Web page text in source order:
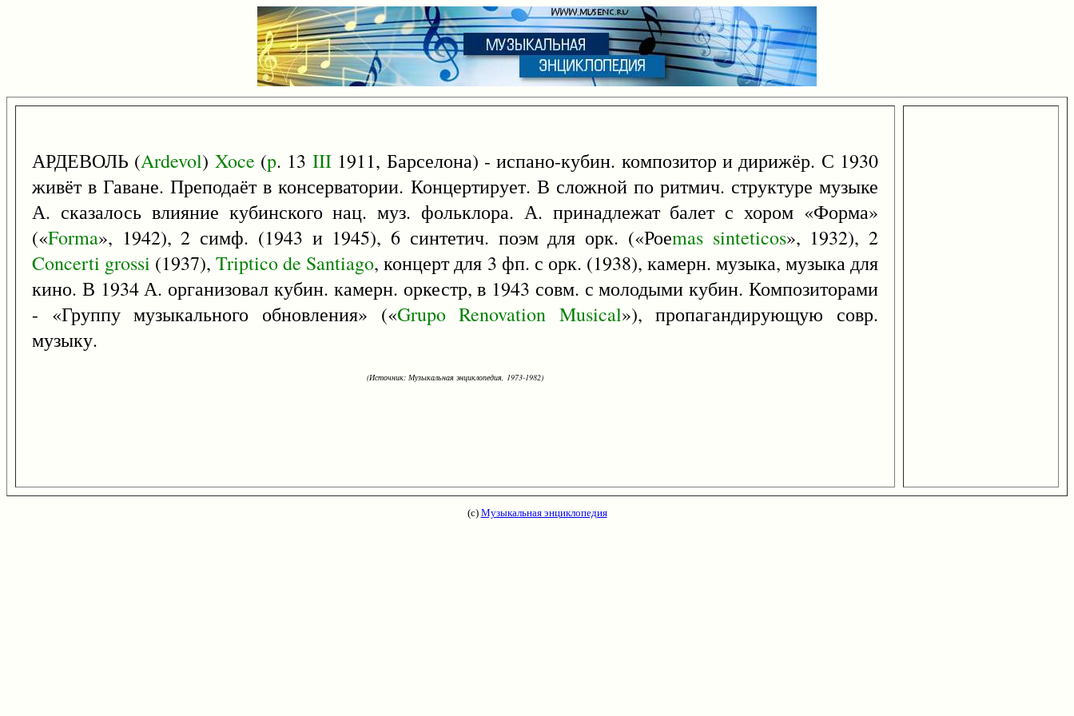
АРДЕВОЛЬ (Ardevol) Xoce (p. 13 III1911, Барселона) - испано-кубин. композитор и дирижёр. С 1930
живёт в Гаване. Преподаёт в консерватории. Концертирует. В сложной по ритмич. структуре музыке
А. сказалось влияние кубинского нац. муз. фольклора. А. принадлежат балет с хором «Форма»
(«Forma», 1942), 2 симф. (1943 и 1945), 6 синтетич. поэм для орк. («Роеmas sinteticos», 1932), 2
Concerti grossi (1937),Tripticode Santiago, концерт для 3 фп. с орк. (1938), камерн. музыка, музыка для
кино. В 1934 А. организовал кубин. камерн. оркестр, в 1943 совм. с молодыми кубин. Композиторами
- «Группу музыкального обновления» («Grupo Renovation Musical»), пропагандирующую совр.
музыку.
(Источник: Музыкальная энциклопедия, 1973-1982)
(с) Музыкальная энциклопедия